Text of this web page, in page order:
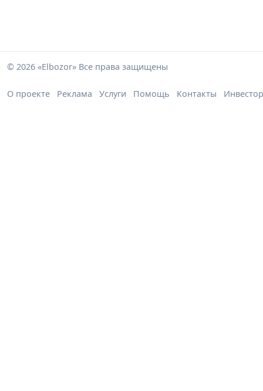
© 2026 «Elbozor» Все права защищены
О проекте Реклама Услуги Помощь Контакты